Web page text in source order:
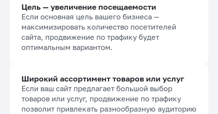
Цель — увеличение посещаемости
Если основная цель вашего бизнеса —
максимизировать количество посетителей
сайта, продвижение по трафику будет
оптимальным вариантом.
Широкий ассортимент товаров или услуг
Если ваш сайт предлагает большой выбор
товаров или услуг, продвижение по трафику
позволит привлекать разнообразную аудиторию